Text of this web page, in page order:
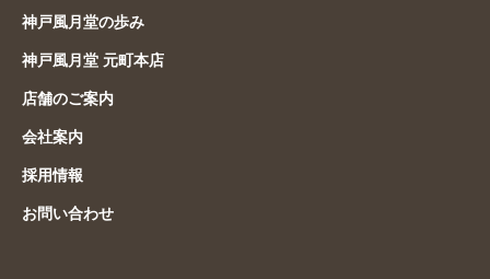
神戸風月堂の歩み
神戸風月堂 元町本店
店舗のご案内
会社案内
採用情報
お問い合わせ